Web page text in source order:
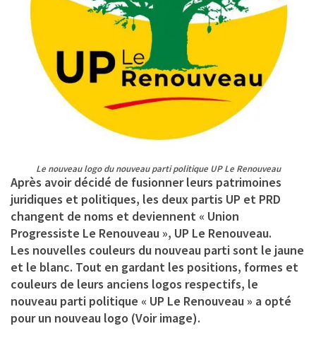
Le nouveau logo du nouveau parti politique UP Le Renouveau
Après avoir décidé de fusionner leurs patrimoines
juridiques et politiques, les deux partis UP et PRD
changent de noms et deviennent « Union
Progressiste Le Renouveau », UP Le Renouveau.
Les nouvelles couleurs du nouveau parti sont le jaune
et le blanc. Tout en gardant les positions, formes et
couleurs de leurs anciens logos respectifs, le
nouveau parti politique « UP Le Renouveau » a opté
pour un nouveau logo (Voir image).